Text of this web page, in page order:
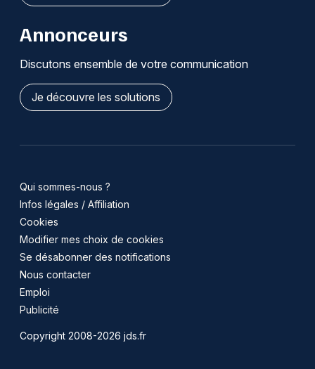
Annonceurs
Discutons ensemble de votre communication
Je découvre les solutions
Qui sommes-nous ?
Infos légales / Affiliation
Cookies
Modifier mes choix de cookies
Se désabonner des notifications
Nous contacter
Emploi
Publicité
Copyright 2008-2026 jds.fr